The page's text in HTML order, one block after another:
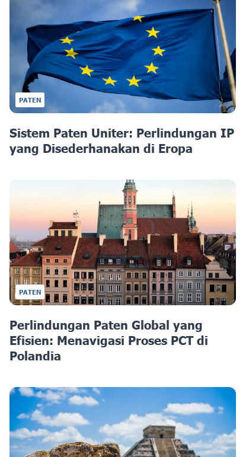
PATEN
Sistem Paten Uniter: Perlindungan IP
yang Disederhanakan di Eropa
PATEN
Perlindungan Paten Global yang
Efisien: Menavigasi Proses PCT di
Polandia